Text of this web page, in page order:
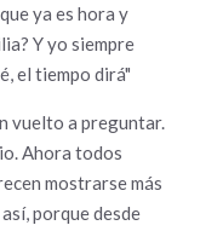
ya es hora y
Y yo siempre
el tiempo dirá"
vuelto a preguntar.
Ahora todos
mostrarse más
porque desde